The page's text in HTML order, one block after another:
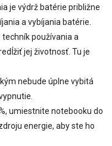
je výdrž batérie približne
a vybíjania batérie.
používania a
jej životnosť. Tu je
nebude úplne vybitá
umiestnite notebooku do
energie, aby ste ho